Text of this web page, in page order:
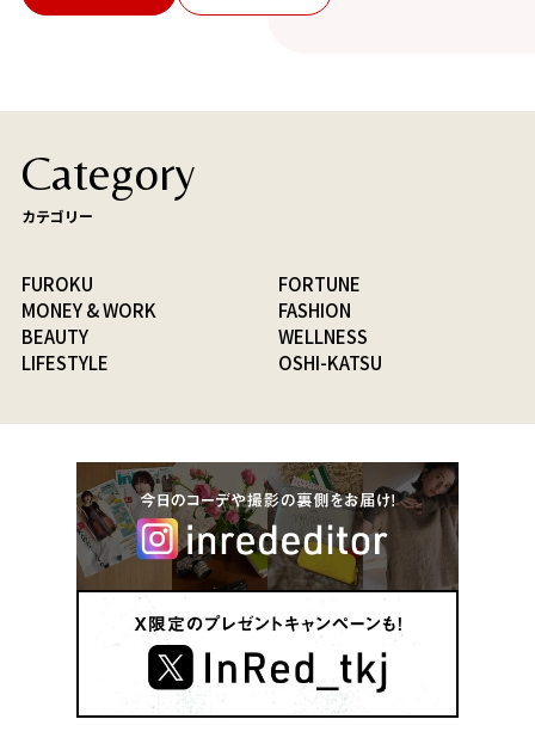
Category
カテゴリー
FUROKU
FORTUNE
MONEY & WORK
FASHION
BEAUTY
WELLNESS
LIFESTYLE
OSHI-KATSU